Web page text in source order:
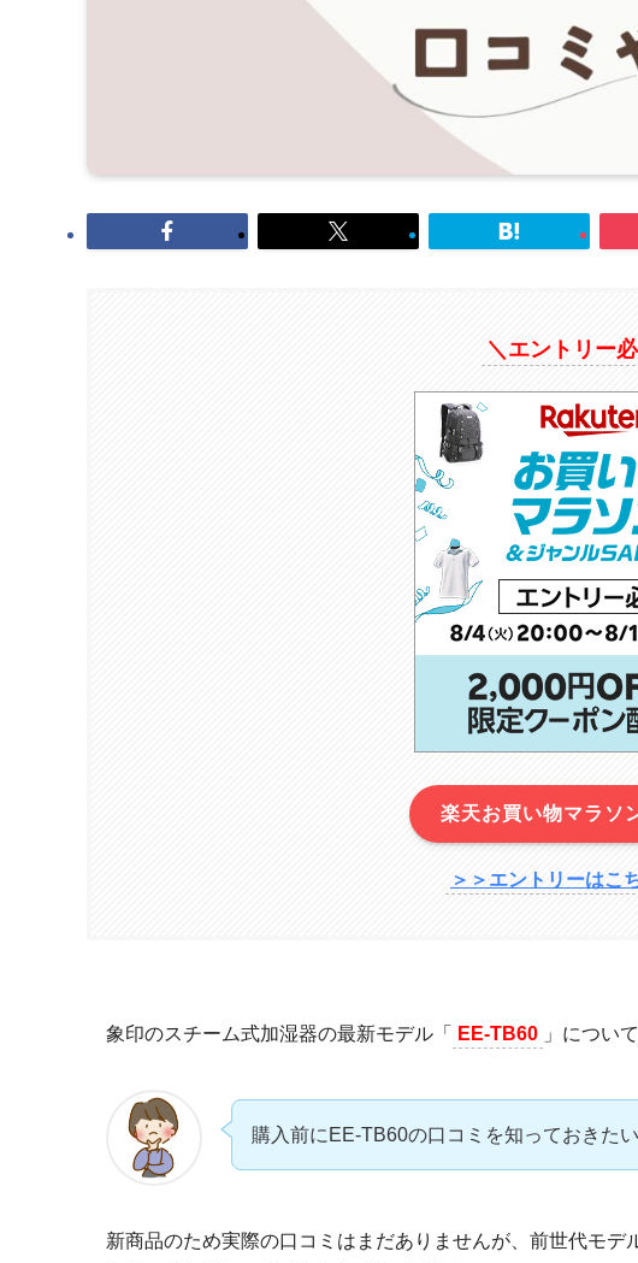
＼エントリー
楽天お買い物マラソ
＞＞エントリーはこ
象印のスチーム式加湿器の最新モデル「 EE-TB60 」につい
購入前にEE-TB60の口コミを知っておきた
新商品のため実際の口コミはまだありませんが、前世代モ